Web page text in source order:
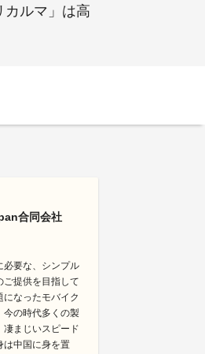
カルマ」は高
合同会社
必要な、シンプル
ご提供を目指して
なったモバイク
今の時代多くの製
凄まじいスピード
は中国に身を置